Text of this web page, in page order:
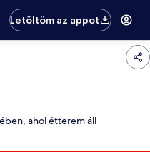
Letöltöm az appot
ahol étterem áll